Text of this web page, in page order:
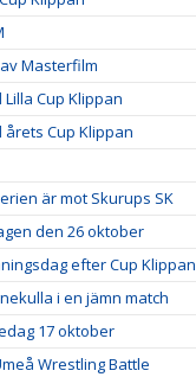
Masterfilm
Cup Klippan
Cup Klippan
är mot Skurups SK
den 26 oktober
efter Cup Klippan
i en jämn match
17 oktober
Wrestling Battle